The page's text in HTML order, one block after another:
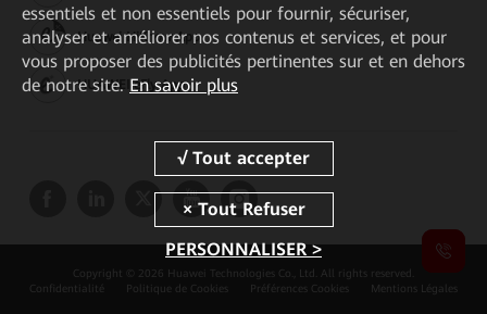
Huawei HiKnow App
HUAWEI eFly App
Copyright © 2026 Huawei Technologies Co., Ltd. All rights reserved.
Confidentialité
Politique de Cookies Préférences Cookies Mentions Légales
essentiels et non essentiels pour fournir, sécuriser,
analyser et améliorer nos contenus et services, et pour
vous proposer des publicités pertinentes sur et en dehors
de notre site. En savoir plus
PERSONNALISER >